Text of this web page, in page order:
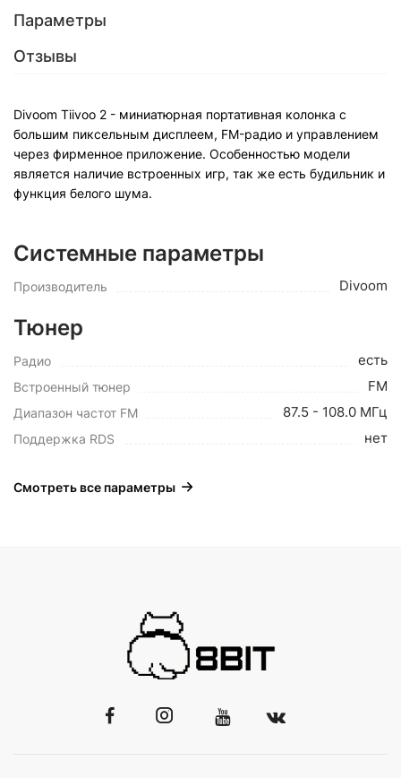
Параметры
Отзывы
Divoom Tiivoo 2 - миниатюрная портативная колонка с
большим пиксельным дисплеем, FM-радио и управлением
через фирменное приложение. Особенностью модели
является наличие встроенных игр, так же есть будильник и
функция белого шума.
Системные параметры
Производитель Divoom
Тюнер
Радио есть
Встроенный тюнер FM
Диапазон частот FM 87.5 - 108.0 МГц
Поддержка RDS нет
Смотреть все параметры